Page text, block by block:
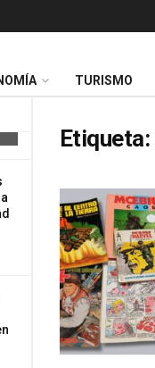
TURISMO
Etiqueta: